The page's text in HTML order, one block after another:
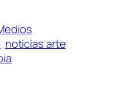
noticias arte